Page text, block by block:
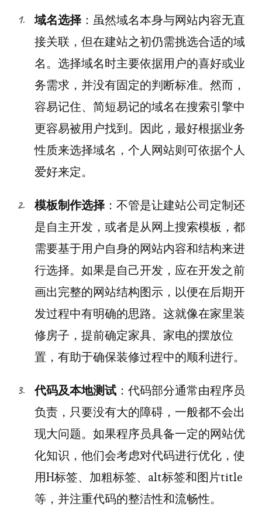
域名选择 ：虽然域名本身与网站内容无直
接关联，但在建站之初仍需挑选合适的域
名。选择域名时主要依据用户的喜好或业
务需求，并没有固定的判断标准。然而，
容易记住、简短易记的域名在搜索引擎中
更容易被用户找到。因此，最好根据业务
性质来选择域名，个人网站则可依据个人
爱好来定。
模板制作选择 ：不管是让建站公司定制还
是自主开发，或者是从网上搜索模板，都
需要基于用户自身的网站内容和结构来进
行选择。如果是自己开发，应在开发之前
画出完整的网站结构图示，以便在后期开
发过程中有明确的思路。这就像在家里装
修房子，提前确定家具、家电的摆放位
置，有助于确保装修过程中的顺利进行。
代码及本地测试 ：代码部分通常由程序员
负责，只要没有大的障碍，一般都不会出
现大问题。如果程序员具备一定的网站优
化知识，他们会考虑对代码进行优化，使
用H标签、加粗标签、alt标签和图片title
等，并注重代码的整洁性和流畅性。